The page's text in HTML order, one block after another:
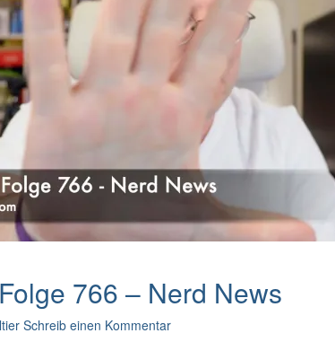
766 – Nerd News
Schreib einen Kommentar